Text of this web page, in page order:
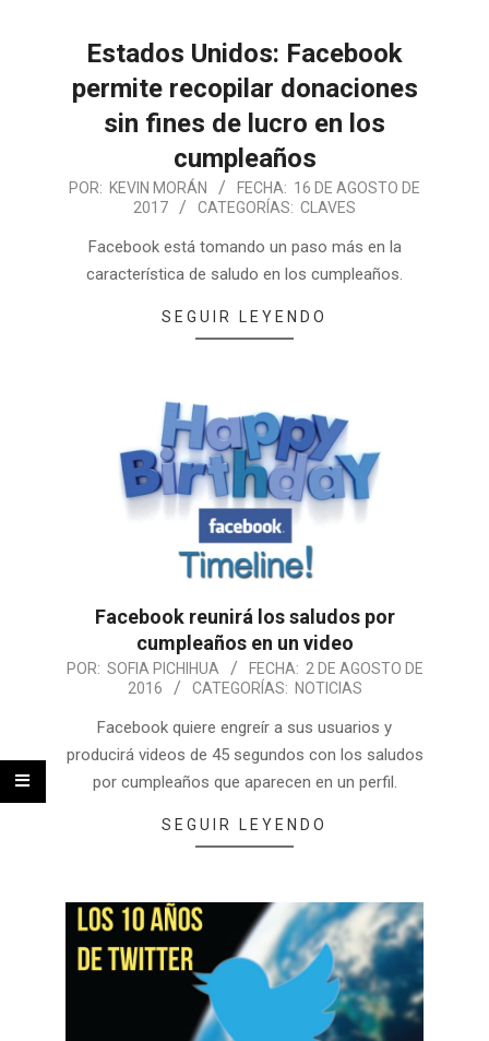
Estados Unidos: Facebook
permite recopilar donaciones
sin fines de lucro en los
cumpleaños
POR: KEVIN MORÁN FECHA: 16 DE AGOSTO DE
2017
CATEGORÍAS: CLAVES
Facebook está tomando un paso más en la
característica de saludo en los cumpleaños.
SEGUIR LEYENDO
Facebook reunirá los saludos por
cumpleaños en un video
POR: SOFIA PICHIHUA FECHA: 2 DE AGOSTO DE
2016
CATEGORÍAS: NOTICIAS
Facebook quiere engreír a sus usuarios y
producirá videos de 45 segundos con los saludos
por cumpleaños que aparecen en un perfil.
SEGUIR LEYENDO